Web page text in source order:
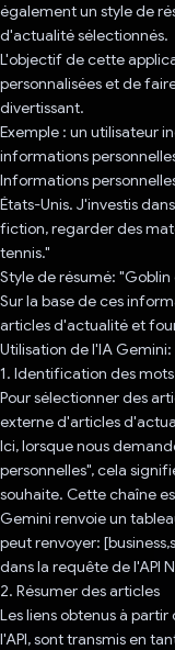
également un style de
d'actualité sélectionnés.
L'objectif de cette
personnalisées et de
divertissant.
Exemple : un utilisateur
informations
Informations
États-Unis. J'investis
fiction, regarder des
tennis."
Style de résumé:
Sur la base de ces
articles d'actualité et
Utilisation de l'IA Gemini:
1. Identification des
Pour sélectionner des
externe d'articles
Ici, lorsque nous
personnelles", cela
souhaite. Cette chaîne
Gemini renvoie un
peut renvoyer:
dans la requête de l'API
2. Résumer des articles
Les liens obtenus à
l'API, sont transmis en